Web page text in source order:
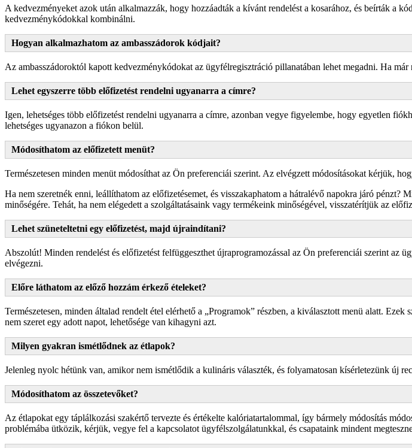
A kedvezményeket azok után alkalmazzák, hogy hozzáadták a kívánt rendelést a kosarához, és beírták a
kedvezménykódokkal kombinálni.
Hogyan alkalmazhatom az ambasszádorok kódjait?
Az ambasszádoroktól kapott kedvezménykódokat az ügyfélregisztráció pillanatában lehet megadni. Ha
Lehet egyszerre több előfizetést rendelni ugyanarra a címre?
Igen, lehetséges több előfizetést rendelni ugyanarra a címre, azonban vegye figyelembe, hogy egyetlen
lehetséges ugyanazon a fiókon belül.
Módosíthatom az előfizetett menüt?
Természetesen minden menüt módosíthat az Ön preferenciái szerint. Az elvégzett módosításokat kérjük,
Ha nem szeretnék enni, leállíthatom az előfizetésemet, és visszakaphatom a hátralévő napokra járó
minőségére. Tehát, ha nem elégedett a szolgáltatásaink vagy termékeink minőségével, visszatérítjük az
Lehet szüneteltetni egy előfizetést, majd újraindítani?
Abszolút! Minden rendelést és előfizetést felfüggeszthet újraprogramozással az Ön preferenciái szerint
elvégezni.
Előre láthatom az előző hozzám érkező ételeket?
Természetesen, minden általad rendelt étel elérhető a „Programok” részben, a kiválasztott menü alatt.
nem szeret egy adott napot, lehetősége van kihagyni azt.
Milyen gyakran ismétlődnek az étlapok?
Jelenleg nyolc hétünk van, amikor nem ismétlődik a kulináris választék, és folyamatosan kísérletezünk új
Módosíthatom az összetevőket?
Az étlapokat egy táplálkozási szakértő tervezte és értékelte kalóriatartalommal, így bármely módosítás
problémába ütközik, kérjük, vegye fel a kapcsolatot ügyfélszolgálatunkkal, és csapataink mindent